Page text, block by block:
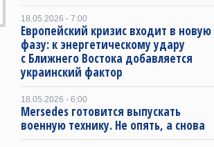
18.05.2026 - 7:00
Европейский кризис входит в новую
фазу: к энергетическому удару
с Ближнего Востока добавляется
украинский фактор
18.05.2026 - 6:00
Mersedes готовится выпускать
военную технику. Не опять, а снова